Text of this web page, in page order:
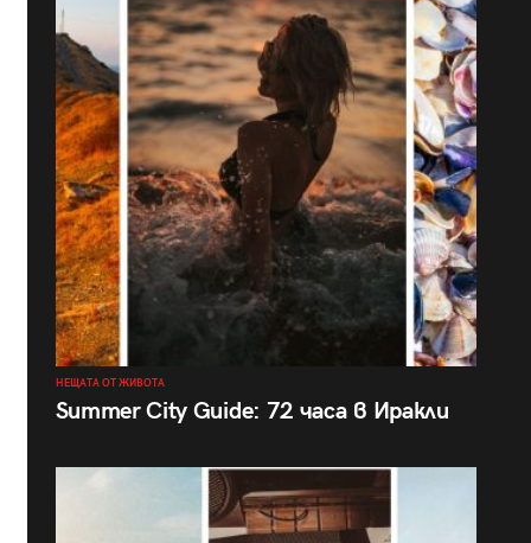
НЕЩАТА ОТ ЖИВОТА
Summer City Guide: 72 часа в Иракли